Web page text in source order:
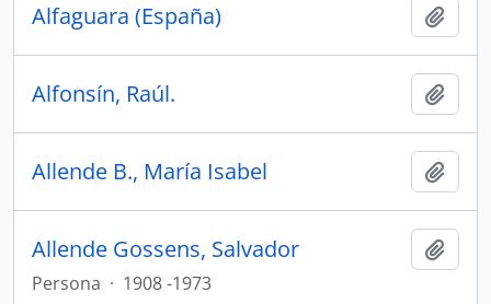
Alfaguara (España)
Alfonsín, Raúl.
Allende B., María Isabel
Allende Gossens, Salvador
Persona · 1908 -1973